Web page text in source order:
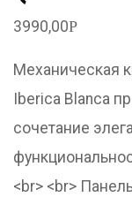
3990,00Р
Механическая
Iberica Blanca
сочетание
<br> <br>